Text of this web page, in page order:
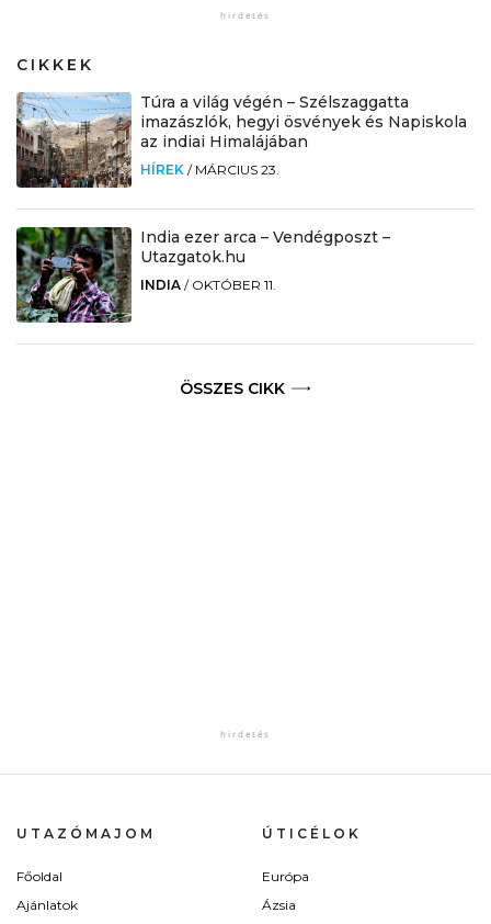
CIKKEK
Túra a világ végén – Szélszaggatta
imazászlók, hegyi ösvények és Napiskola
az indiai Himalájában
HÍREK / MÁRCIUS 23.
India ezer arca – Vendégposzt –
Utazgatok.hu
INDIA / OKTÓBER 11.
ÖSSZES CIKK
UTAZÓMAJOM
Főoldal
Ajánlatok
ÚTICÉLOK
Európa
Ázsia